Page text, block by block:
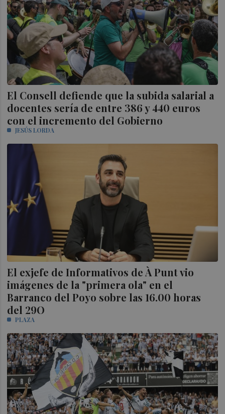
El Consell defiende que la subida salarial a
docentes sería de entre 386 y 440 euros
con el incremento del Gobierno
JESÚS LORDA
El exjefe de Informativos de À Punt vio
imágenes de la "primera ola" en el
Barranco del Poyo sobre las 16.00 horas
del 29O
PLAZA